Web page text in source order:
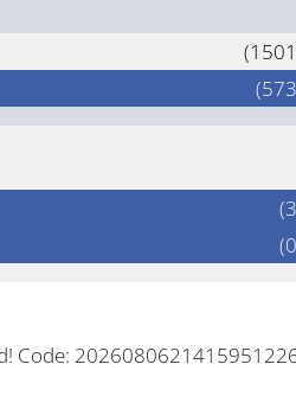
Code: